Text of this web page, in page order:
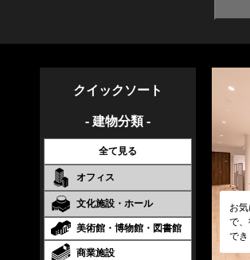
クイックソート
- 建物分類 -
全て見る
オフィス
文化施設・ホール
美術館・博物館・図書館
商業施設
お
で
で